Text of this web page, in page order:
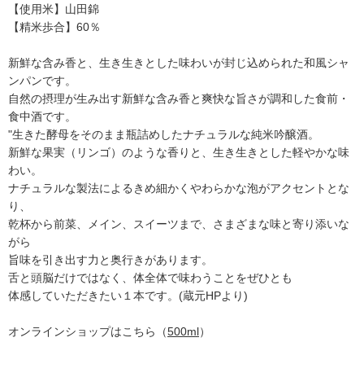
【使用米】山田錦
【精米歩合】60％
新鮮な含み香と、生き生きとした味わいが封じ込められた和風シャ
ンパンです。
自然の摂理が生み出す新鮮な含み香と爽快な旨さが調和した食前・
食中酒です。
"生きた酵母をそのまま瓶詰めしたナチュラルな純米吟醸酒。
新鮮な果実（リンゴ）のような香りと、生き生きとした軽やかな味
わい。
ナチュラルな製法によるきめ細かくやわらかな泡がアクセントとな
り、
乾杯から前菜、メイン、スイーツまで、さまざまな味と寄り添いな
がら
旨味を引き出す力と奥行きがあります。
舌と頭脳だけではなく、体全体で味わうことをぜひとも
体感していただきたい１本です。(蔵元HPより)
オンラインショップはこちら（500ml）